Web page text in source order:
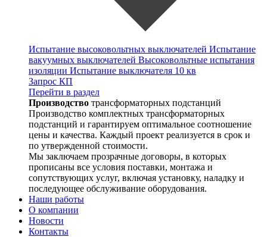
Испытание высоковольтных выключателей Испытание
вакуумных выключателей Высоковольтные испытания
изоляции Испытание выключателя 10 кв
Запрос КП
Перейти в раздел
Производство трансформаторных подстанций
Производство комплектных трансформаторных
подстанций и гарантируем оптимальное соотношение
цены и качества. Каждый проект реализуется в срок и
по утвержденной стоимости.
Мы заключаем прозрачные договоры, в которых
прописаны все условия поставки, монтажа и
сопутствующих услуг, включая установку, наладку и
последующее обслуживание оборудования.
Наши работы
О компании
Новости
Контакты